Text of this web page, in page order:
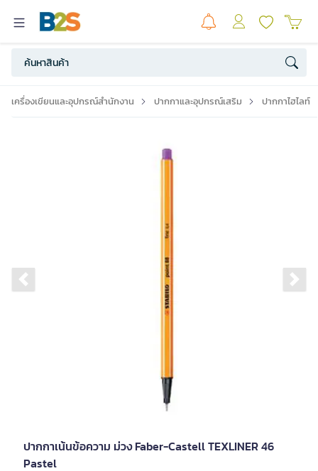
เครื่องเขียนและอุปกรณ์สำนักงาน ปากกาและอุปกรณ์เสริม ปากกาไฮไลท์
Previous slide
ปากกาเน้นข้อความ ม่วง Faber-Castell TEXLINER 46
Pastel